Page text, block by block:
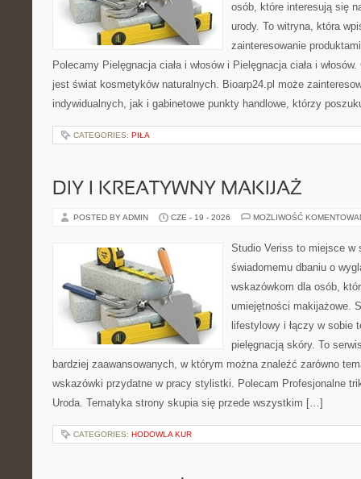
osób, które interesują się
urody. To witryna, która
zainteresowanie
Polecamy Pielęgnacja ciała i włosów i Pielęgnacja ciała i
jest świat kosmetyków naturalnych. Bioarp24.pl może
indywidualnych, jak i gabinetowe punkty handlowe, którzy
CATEGORIES: PIŁA
DIY I KREATYWNY MAKIJAŻ
POSTED BY ADMIN CZE - 19 - 2026 MOŻLIWOŚĆ
Studio Veriss to miejsce w
świadomemu dbaniu o
wskazówkom dla osób,
umiejętności makijażowe.
lifestylowy i łączy w sobie
pielęgnacją skóry. To
bardziej zaawansowanych, w którym można znaleźć zarówno
wskazówki przydatne w pracy stylistki. Polecam Profesjonalne
Uroda. Tematyka strony skupia się przede wszystkim […]
CATEGORIES: HODOWLA KUR